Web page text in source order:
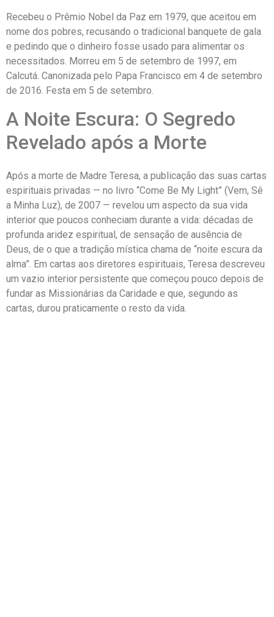
Recebeu o Prêmio Nobel da Paz em 1979, que aceitou em
nome dos pobres, recusando o tradicional banquete de gala
e pedindo que o dinheiro fosse usado para alimentar os
necessitados. Morreu em 5 de setembro de 1997, em
Calcutá. Canonizada pelo Papa Francisco em 4 de setembro
de 2016. Festa em 5 de setembro.
A Noite Escura: O Segredo
Revelado após a Morte
Após a morte de Madre Teresa, a publicação das suas cartas
espirituais privadas — no livro “Come Be My Light” (Vem, Sê
a Minha Luz), de 2007 — revelou um aspecto da sua vida
interior que poucos conheciam durante a vida: décadas de
profunda aridez espiritual, de sensação de ausência de
Deus, de o que a tradição mística chama de “noite escura da
alma”. Em cartas aos diretores espirituais, Teresa descreveu
um vazio interior persistente que começou pouco depois de
fundar as Missionárias da Caridade e que, segundo as
cartas, durou praticamente o resto da vida.